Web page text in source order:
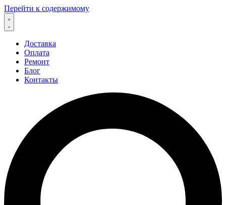
Перейти к содержимому
Доставка
Оплата
Ремонт
Блог
Контакты